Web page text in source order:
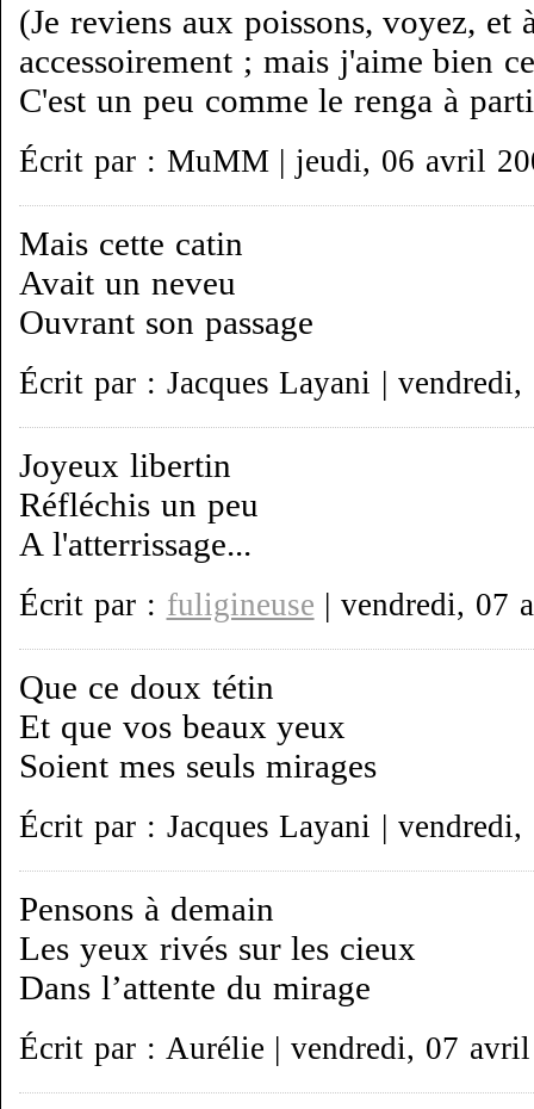
(Je reviens aux poissons, voyez, et
accessoirement ; mais j'aime bien
C'est un peu comme le renga à
Écrit par : MuMM | jeudi, 06 avril
Mais cette catin
Avait un neveu
Ouvrant son passage
Écrit par : Jacques Layani |
Joyeux libertin
Réfléchis un peu
A l'atterrissage...
Écrit par : fuligineuse | vendredi, 07
Que ce doux tétin
Et que vos beaux yeux
Soient mes seuls mirages
Écrit par : Jacques Layani |
Pensons à demain
Les yeux rivés sur les cieux
Dans l’attente du mirage
Écrit par : Aurélie | vendredi, 07